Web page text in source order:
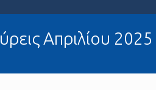
Απριλίου 2025